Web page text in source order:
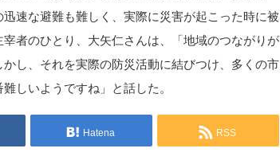
速な避難も難しく、実際に災害が起こった時に被
者のひとり、大矢仁さんは、「地域のつながりが
し、それを実際の防災活動に結びつけ、多くの市
しいようですね」と話した。
Hatena RSS